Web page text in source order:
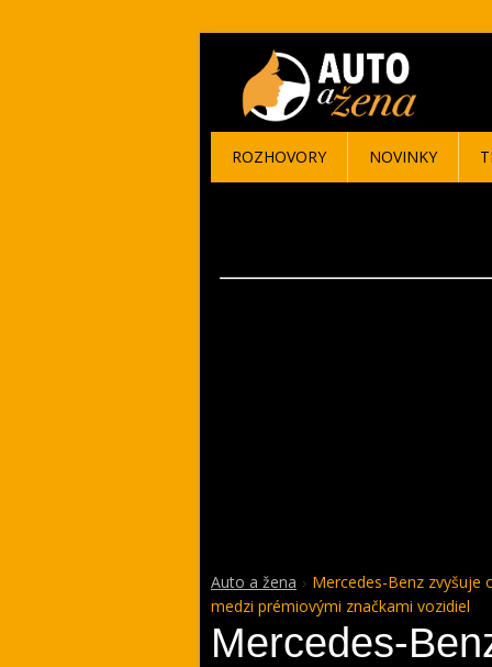
Auto a žena
Mercedes-Benz zvyšuje
medzi prémiovými značkami vozidiel
Mercedes-
ROZHOVORY NOVINKY